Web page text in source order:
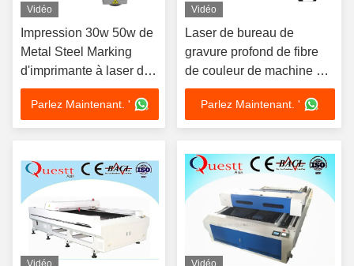
Vidéo
Impression 30w 50w de
Metal Steel Marking
d'imprimante à laser de
fibre de Mini Jewellery
Co 2
Parlez Maintenant. '
Vidéo
Laser de bureau de
gravure profond de fibre
de couleur de machine de
gravure de commande
numérique par ordinateur
marquant 20w 100w
Parlez Maintenant. '
Vidéo Vidéo